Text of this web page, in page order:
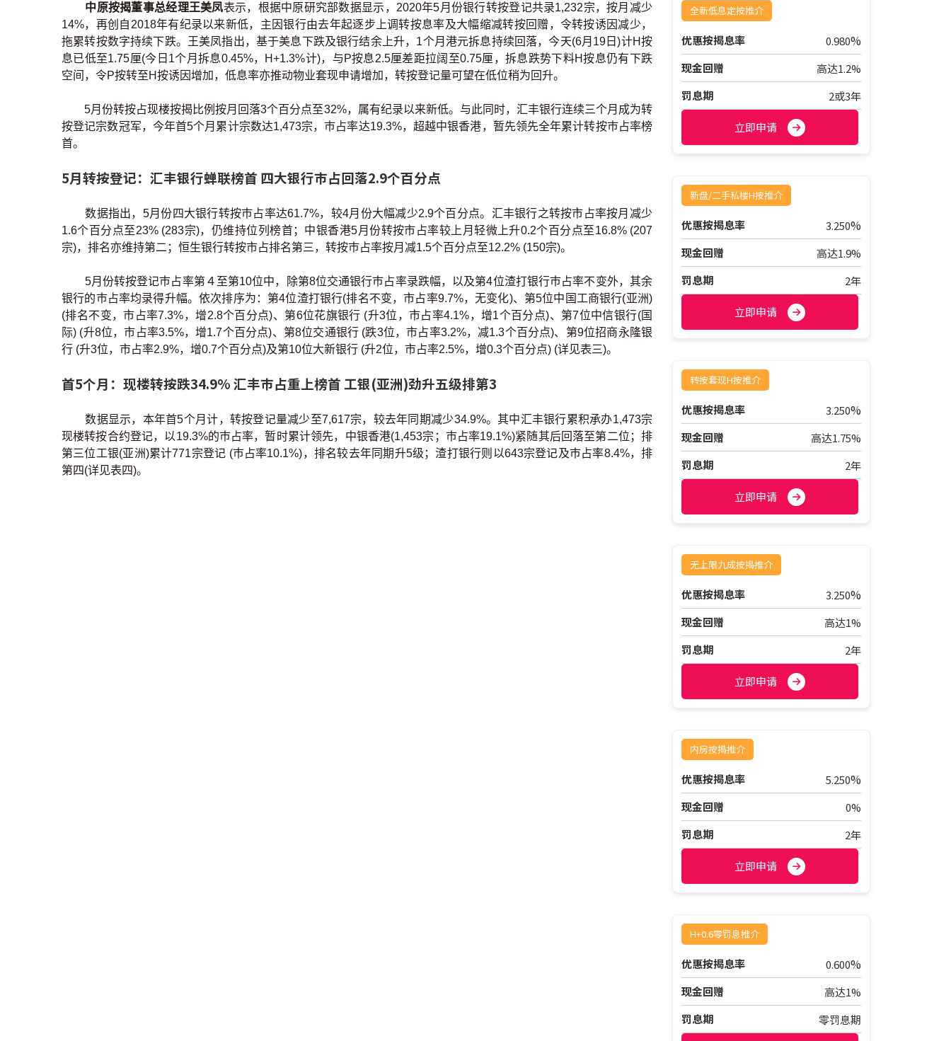
中原按揭董事总经理王美凤表示，根据中原研究部数据显示，2020年5月份银行转按登记共录1,232宗，按月减少
14%，再创自2018年有纪录以来新低，主因银行由去年起逐步上调转按息率及大幅缩减转按回赠，令转按诱因减少，
拖累转按数字持续下跌。王美凤指出，基于美息下跌及银行结余上升，1个月港元拆息持续回落，今天(6月19日)计H按
息已低至1.75厘(今日1个月拆息0.45%，H+1.3%计)，与P按息2.5厘差距拉阔至0.75厘，拆息跌势下料H按息仍有下跌
空间，令P按转至H按诱因增加，低息率亦推动物业套现申请增加，转按登记量可望在低位稍为回升。
5月份转按占现楼按揭比例按月回落3个百分点至32%，属有纪录以来新低。与此同时，汇丰银行连续三个月成为转
按登记宗数冠军，今年首5个月累计宗数达1,473宗，巿占率达19.3%，超越中银香港，暂先领先全年累计转按巿占率榜
首。
5月转按登记：汇丰银行蝉联榜首 四大银行巿占回落2.9个百分点
数据指出，5月份四大银行转按巿占率达61.7%，较4月份大幅减少2.9个百分点。汇丰银行之转按市占率按月减少
1.6个百分点至23% (283宗)，仍维持位列榜首；中银香港5月份转按市占率较上月轻微上升0.2个百分点至16.8% (207
宗)，排名亦维持第二；恒生银行转按市占排名第三，转按巿占率按月减1.5个百分点至12.2% (150宗)。
5月份转按登记巿占率第４至第10位中，除第8位交通银行巿占率录跌幅，以及第4位渣打银行巿占率不变外，其余
银行的巿占率均录得升幅。依次排序为：第4位渣打银行(排名不变，市占率9.7%，无变化)、第5位中国工商银行(亚洲)
(排名不变，市占率7.3%，增2.8个百分点)、第6位花旗银行 (升3位，市占率4.1%，增1个百分点)、第7位中信银行(国
际) (升8位，市占率3.5%，增1.7个百分点)、第8位交通银行 (跌3位，市占率3.2%，减1.3个百分点)、第9位招商永隆银
行 (升3位，市占率2.9%，增0.7个百分点)及第10位大新银行 (升2位，市占率2.5%，增0.3个百分点) (详见表三)。
首5个月：现楼转按跌34.9% 汇丰巿占重上榜首 工银(亚洲)劲升五级排第3
数据显示，本年首5个月计，转按登记量减少至7,617宗，较去年同期减少34.9%。其中汇丰银行累积承办1,473宗
现楼转按合约登记，以19.3%的巿占率，暂时累计领先，中银香港(1,453宗；巿占率19.1%)紧随其后回落至第二位；排
第三位工银(亚洲)累计771宗登记 (巿占率10.1%)，排名较去年同期升5级；渣打银行则以643宗登记及巿占率8.4%，排
第四(详见表四)。
全新低息定按推介
优惠按揭息率 0.980%
现金回赠
高达1.2%
罚息期
2或3年
立即申请
新盘/二手私楼H按推介
优惠按揭息率 3.250%
现金回赠
高达1.9%
罚息期
2年
立即申请
转按套现H按推介
优惠按揭息率 3.250%
现金回赠
高达1.75%
罚息期
2年
立即申请
无上限九成按揭推介
优惠按揭息率 3.250%
现金回赠
高达1%
罚息期
2年
立即申请
内房按揭推介
优惠按揭息率 5.250%
现金回赠
0%
罚息期
2年
立即申请
H+0.6零罚息推介
优惠按揭息率 0.600%
现金回赠
高达1%
罚息期
零罚息期